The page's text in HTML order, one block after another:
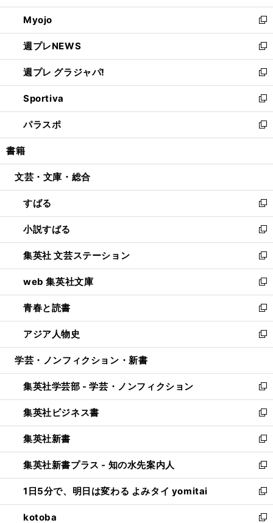
開
く
ウ
で
開
く
ン
ド
ウ
で
開
く
ウ
ィ
ン
ド
ウ
で
開
く
Myojo
新
し
い
ウ
ィ
ン
ド
ウ
で
開
週プレNEWS
新
し
い
ウ
ィ
ン
ド
ウ
開
週プレ グラジャパ!
新
し
い
ウ
ィ
ン
ウ
開
く
Sportiva
新
し
い
ウ
ン
ウ
で
開
く
パラスポ
新
し
ウ
ン
ド
ウ
で
開
く
書籍
文芸・文庫・総合
すばる
新
し
い
ウ
ィ
ン
ド
ウ
で
開
く
小説すばる
新
し
い
ウ
ィ
ン
ド
ウ
で
開
集英社 文芸ステーション
新
し
い
ウ
ィ
ン
ド
ウ
開
く
web 集英社文庫
新
し
い
ウ
ィ
ン
ウ
で
開
く
青春と読書
新
し
い
ウ
ン
ド
ウ
で
開
く
アジア人物史
新
し
ウ
ィ
ン
ド
ウ
で
開
く
学芸・ノンフィクション・新書
集英社学芸部 - 学芸・ノンフィクション
新
し
い
ウ
ィ
ン
ド
ウ
で
開
く
集英社ビジネス書
新
し
い
ウ
ィ
ン
ド
ウ
で
集英社新書
新
し
い
ウ
ィ
ン
ド
集英社新書プラス - 知の水先案内人
新
し
い
ウ
ィ
1日5分で、明日は変わる よみタイ yomitai
新
し
い
kotoba
新